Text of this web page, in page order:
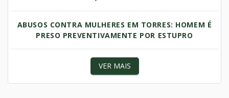
ABUSOS CONTRA MULHERES EM TORRES: HOMEM É
PRESO PREVENTIVAMENTE POR ESTUPRO
VER MAIS